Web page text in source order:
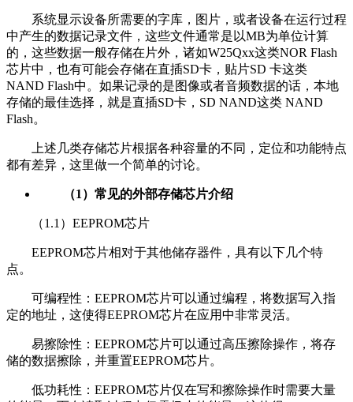
系统显示设备所需要的字库，图片，或者设备在运行过程
中产生的数据记录文件，这些文件通常是以MB为单位计算
的，这些数据一般存储在片外，诸如W25Qxx这类NOR Flash
芯片中，也有可能会存储在直插SD卡，贴片SD 卡这类
NAND Flash中。如果记录的是图像或者音频数据的话，本地
存储的最佳选择，就是直插SD卡，SD NAND这类 NAND
Flash。
上述几类存储芯片根据各种容量的不同，定位和功能特点
都有差异，这里做一个简单的讨论。
（1）常见的外部存储芯片介绍
（1.1）EEPROM芯片
EEPROM芯片相对于其他储存器件，具有以下几个特
点。
可编程性：EEPROM芯片可以通过编程，将数据写入指
定的地址，这使得EEPROM芯片在应用中非常灵活。
易擦除性：EEPROM芯片可以通过高压擦除操作，将存
储的数据擦除，并重置EEPROM芯片。
低功耗性：EEPROM芯片仅在写和擦除操作时需要大量